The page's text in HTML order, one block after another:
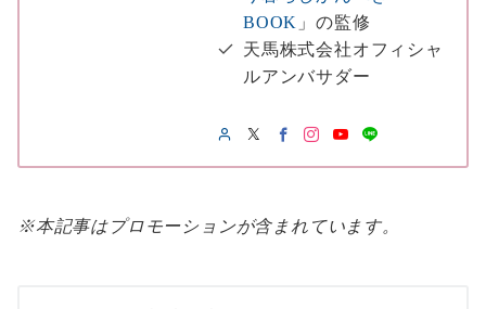
BOOK 」の監修
天馬株式会社オフィシャ
ルアンバサダー
※本記事はプロモーションが含まれています。